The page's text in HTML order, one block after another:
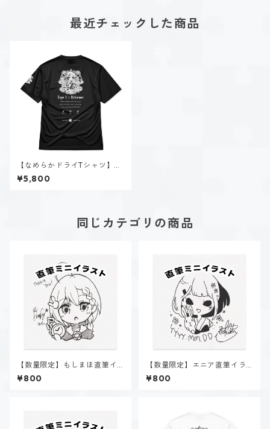
最近チェックした商品
【なめらかドライTシャツ】タ
イプ１-正す人（ダーク）｜ブ
ラック
¥5,800
同じカテゴリの商品
【数量限定】もしまほ直筆イ
ラスト
¥800
【数量限定】エニア直筆イラ
スト
¥800